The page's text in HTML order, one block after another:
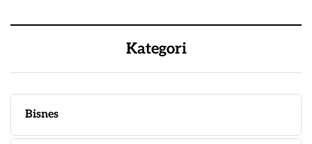
Kategori
Bisnes